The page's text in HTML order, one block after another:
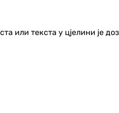
или текста у цјелини је